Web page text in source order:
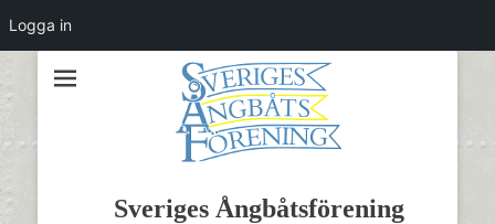
Sveriges Ångbåtsförening
Logga in